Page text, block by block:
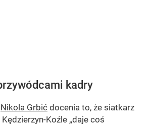
kadry
Nikola Grbić docenia to, że siatkarz
Koźle „daje coś